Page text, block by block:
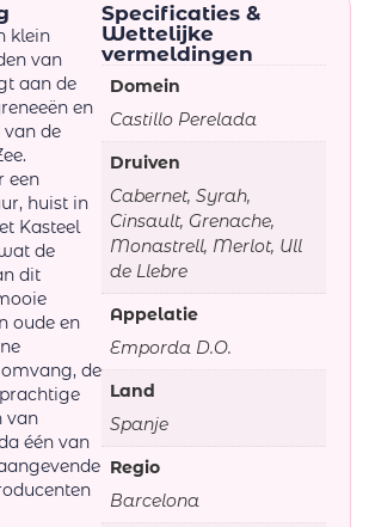
klein
van
aan de
en
van de
een
huist in
Kasteel
de
dit
oude en
de
van
één van
Specificaties &
Wettelijke
vermeldingen
Domein
Castillo Perelada
Druiven
Cabernet, Syrah,
Cinsault, Grenache,
Monastrell, Merlot, Ull
de Llebre
Appelatie
Emporda D.O.
Land
Spanje
Regio
Barcelona